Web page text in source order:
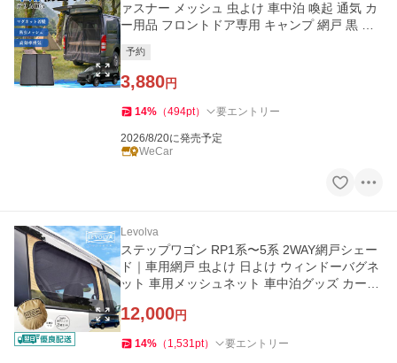
ァスナー メッシュ 虫よけ 車中泊 喚起 通気 カ
ー用品 フロントドア専用 キャンプ 網戸 黒 We
予約
3,880円
14% （494pt） 要エントリー
2026/8/20に発売予定
WeCar
Levolva
ステップワゴン RP1系〜5系 2WAY網戸シェー
ド｜車用網戸 虫よけ 日よけ ウィンドーバグネ
ット 車用メッシュネット 車中泊グッズ カーシ
12,000円
14% （ 1,531pt） 要エントリー